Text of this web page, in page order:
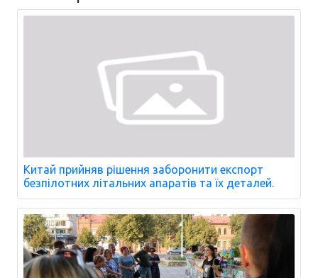
Китай прийняв рішення заборонити експорт
безпілотних літальних апаратів та їх деталей.